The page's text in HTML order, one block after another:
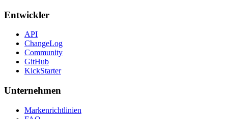
Entwickler
API
ChangeLog
Community
GitHub
KickStarter
Unternehmen
Markenrichtlinien